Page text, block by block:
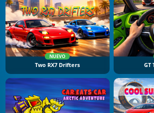
NUEVO
Two RX7 Drifters GT